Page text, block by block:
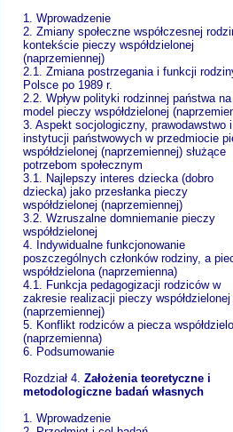
1. Wprowadzenie
2. Zmiany społeczne współczesnej
kontekście pieczy współdzielonej
(naprzemiennej)
2.1. Zmiana postrzegania i funkcji
Polsce po 1989 r.
2.2. Wpływ polityki rodzinnej państwa na
model pieczy współdzielonej
3. Aspekt socjologiczny, prawodawstwo
instytucji państwowych w przedmiocie
współdzielonej (naprzemiennej) służące
potrzebom społecznym
3.1. Najlepszy interes dziecka (dobro
dziecka) jako przesłanka pieczy
współdzielonej (naprzemiennej)
3.2. Wzruszalne domniemanie pieczy
współdzielonej
4. Indywidualne funkcjonowanie
poszczególnych członków rodziny, a
współdzielona (naprzemienna)
4.1. Funkcja pedagogizacji rodziców w
zakresie realizacji pieczy współdzielonej
(naprzemiennej)
5. Konflikt rodziców a piecza
(naprzemienna)
6. Podsumowanie
Rozdział 4. Założenia teoretyczne i
metodologiczne badań własnych
1. Wprowadzenie